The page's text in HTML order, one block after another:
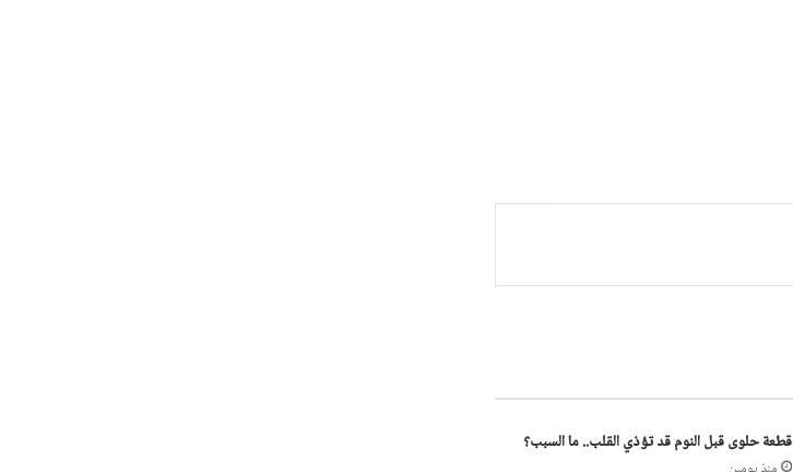
قطعة حلوى قبل النوم قد تؤذي القلب.. ما السبب؟